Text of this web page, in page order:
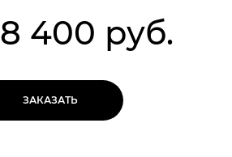
8 400 руб.
ЗАКАЗАТЬ